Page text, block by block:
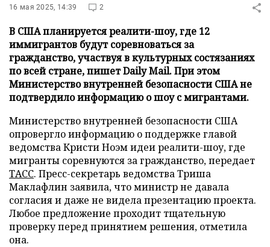
16 мая 2025, 14:39 2
В США планируется реалити-шоу, где 12
иммигрантов будут соревноваться за
гражданство, участвуя в культурных состязаниях
по всей стране, пишет Daily Mail. При этом
Министерство внутренней безопасности США не
подтвердило информацию о шоу с мигрантами.
Министерство внутренней безопасности США
опровергло информацию о поддержке главой
ведомства Кристи Ноэм идеи реалити-шоу, где
мигранты соревнуются за гражданство, передает
ТАСС. Пресс-секретарь ведомства Триша
Маклафлин заявила, что министр не давала
согласия и даже не видела презентацию проекта.
Любое предложение проходит тщательную
проверку перед принятием решения, отметила
она.